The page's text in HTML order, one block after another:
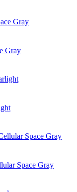
Gray
Space Gray